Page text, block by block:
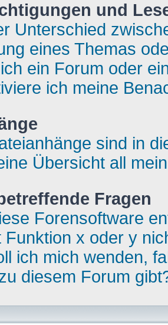
und
Unterschied
eines Themas
ein Forum oder
ich meine
sind in
Übersicht all
Fragen
Forensoftware
Funktion x oder y
ich mich wenden,
diesem Forum